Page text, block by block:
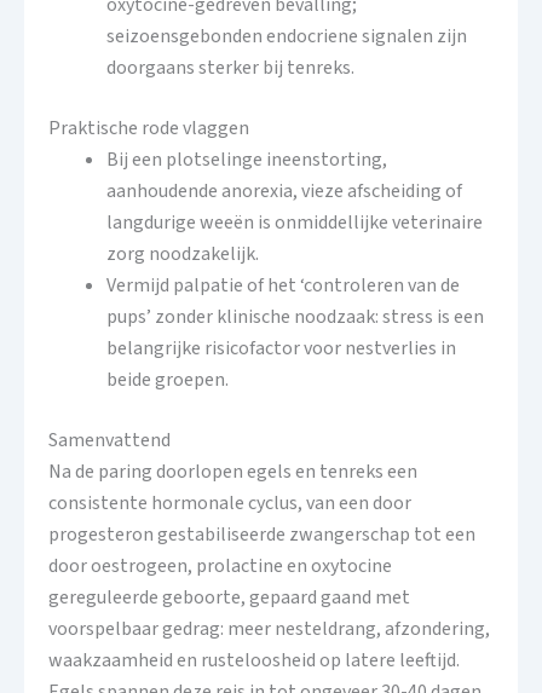
seizoensgebonden endocriene signalen zijn
doorgaans sterker bij tenreks.
Praktische rode vlaggen
Bij een plotselinge ineenstorting,
aanhoudende anorexia, vieze afscheiding of
langdurige weeën is onmiddellijke veterinaire
zorg noodzakelijk.
Vermijd palpatie of het ‘controleren van de
pups’ zonder klinische noodzaak: stress is een
belangrijke risicofactor voor nestverlies in
beide groepen.
Samenvattend
Na de paring doorlopen egels en tenreks een
consistente hormonale cyclus, van een door
progesteron gestabiliseerde zwangerschap tot een
door oestrogeen, prolactine en oxytocine
gereguleerde geboorte, gepaard gaand met
voorspelbaar gedrag: meer nesteldrang, afzondering,
waakzaamheid en rusteloosheid op latere leeftijd.